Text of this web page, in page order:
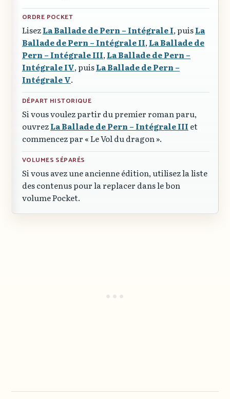
ORDRE POCKET
LisezLa Ballade de Pern – Intégrale I, puisLa
Ballade de Pern – Intégrale II,La Ballade de
Pern – Intégrale III,La Ballade de Pern –
Intégrale IV, puisLa Ballade de Pern –
Intégrale V.
DÉPART HISTORIQUE
Si vous voulez partir du premier roman paru,
ouvrezLa Ballade de Pern – Intégrale III et
commencez par « Le Vol du dragon ».
VOLUMES SÉPARÉS
Si vous avez une ancienne édition, utilisez la liste
des contenus pour la replacer dans le bon
volume Pocket.